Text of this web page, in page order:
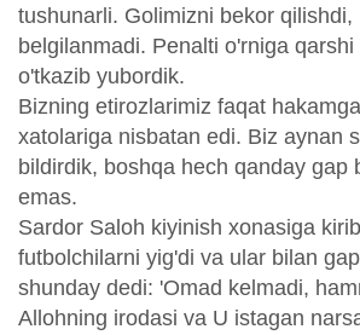
tushunarli. Golimizni bekor qilishdi,
belgilanmadi. Penalti o'rniga qarshi
o'tkazib yubordik.
Bizning etirozlarimiz faqat
xatolariga nisbatan edi. Biz aynan
bildirdik, boshqa hech qanday gap
emas.
Sardor Saloh kiyinish xonasiga
futbolchilarni yig'di va ular bilan
shunday dedi: 'Omad kelmadi,
Allohning irodasi va U istagan